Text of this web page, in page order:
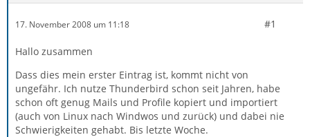
17. November 2008 um 11:18 #1
Hallo zusammen
Dass dies mein erster Eintrag ist, kommt nicht von
ungefähr. Ich nutze Thunderbird schon seit Jahren, habe
schon oft genug Mails und Profile kopiert und importiert
(auch von Linux nach Windwos und zurück) und dabei nie
Schwierigkeiten gehabt. Bis letzte Woche.